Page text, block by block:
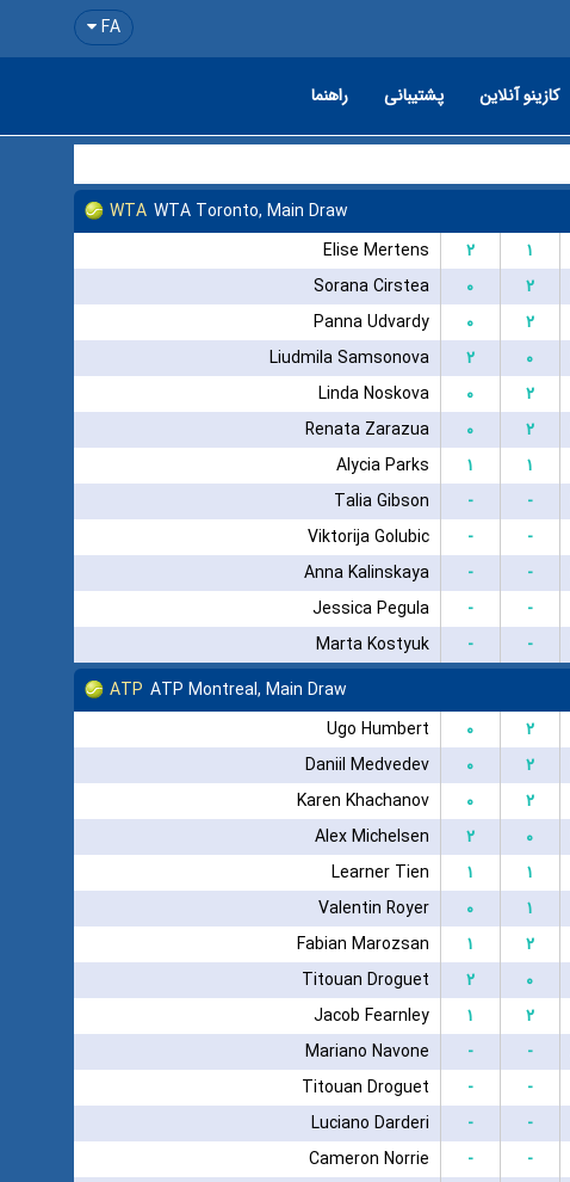
FA
کازینو آنلاین پشتیبانی راهنما
WTA WTA Toronto, Main Draw
Elise Mertens
۲ ۱
Sorana Cirstea
۰ ۲
Panna Udvardy
۰ ۲
Liudmila Samsonova
۲ ۰
Linda Noskova
۰ ۲
Renata Zarazua
۰ ۲
Alycia Parks
۱ ۱
Talia Gibson
- -
Viktorija Golubic
- -
Anna Kalinskaya
- -
Jessica Pegula
- -
Marta Kostyuk
- -
ATP ATP Montreal, Main Draw
Ugo Humbert
۰ ۲
Daniil Medvedev
۰ ۲
Karen Khachanov
۰ ۲
Alex Michelsen
۲ ۰
Learner Tien
۱ ۱
Valentin Royer
۰ ۱
Fabian Marozsan
۱ ۲
Titouan Droguet
۲ ۰
Jacob Fearnley
۱ ۲
Mariano Navone
- -
Titouan Droguet
- -
Luciano Darderi
- -
Cameron Norrie
- -